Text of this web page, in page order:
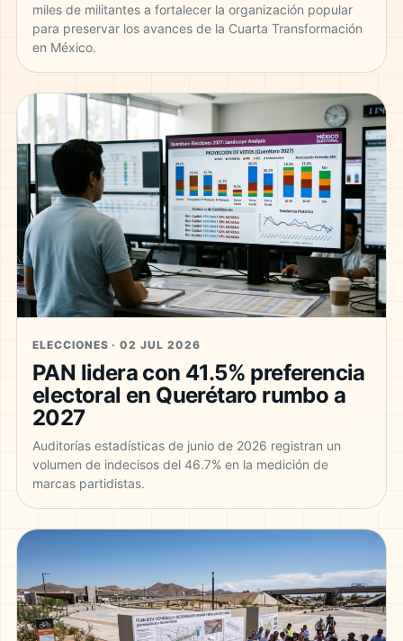
miles de militantes a fortalecer la organización popular
para preservar los avances de la Cuarta Transformación
en México.
ELECCIONES · 02 JUL 2026
PAN lidera con 41.5% preferencia
electoral en Querétaro rumbo a
2027
Auditorías estadísticas de junio de 2026 registran un
volumen de indecisos del 46.7% en la medición de
marcas partidistas.